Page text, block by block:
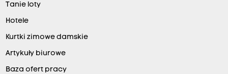
Tanie loty
Hotele
Kurtki zimowe damskie
Artykuły biurowe
Baza ofert pracy